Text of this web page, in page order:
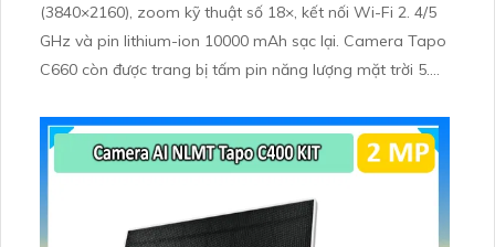
(3840×2160), zoom kỹ thuật số 18×, kết nối Wi-Fi 2. 4/5
GHz và pin lithium-ion 10000 mAh sạc lại. Camera Tapo
C660 còn được trang bị tấm pin năng lượng mặt trời 5.
tiện, lưu trữ thẻ microSD tối đa 512 GB